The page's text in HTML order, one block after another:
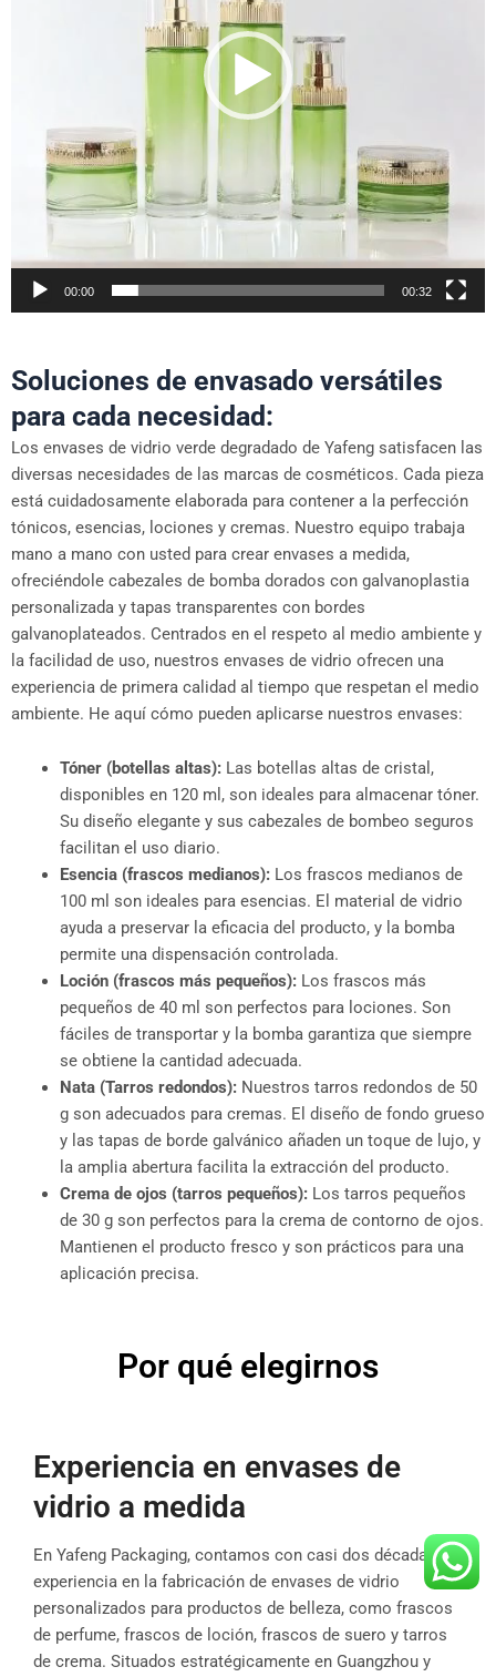
00:00 00:32
Soluciones de envasado versátiles
para cada necesidad:
Los envases de vidrio verde degradado de Yafeng satisfacen las
diversas necesidades de las marcas de cosméticos. Cada pieza
está cuidadosamente elaborada para contener a la perfección
tónicos, esencias, lociones y cremas. Nuestro equipo trabaja
mano a mano con usted para crear envases a medida,
ofreciéndole cabezales de bomba dorados con galvanoplastia
personalizada y tapas transparentes con bordes
galvanoplateados. Centrados en el respeto al medio ambiente y
la facilidad de uso, nuestros envases de vidrio ofrecen una
experiencia de primera calidad al tiempo que respetan el medio
ambiente. He aquí cómo pueden aplicarse nuestros envases:
Tóner (botellas altas):Las botellas altas de cristal,
disponibles en 120 ml, son ideales para almacenar tóner.
Su diseño elegante y sus cabezales de bombeo seguros
facilitan el uso diario.
Esencia (frascos medianos):Los frascos medianos de
100 ml son ideales para esencias. El material de vidrio
ayuda a preservar la eficacia del producto, y la bomba
permite una dispensación controlada.
Loción (frascos más pequeños):Los frascos más
pequeños de 40 ml son perfectos para lociones. Son
fáciles de transportar y la bomba garantiza que siempre
se obtiene la cantidad adecuada.
Nata (Tarros redondos):Nuestros tarros redondos de 50
g son adecuados para cremas. El diseño de fondo grueso
y las tapas de borde galvánico añaden un toque de lujo, y
la amplia abertura facilita la extracción del producto.
Crema de ojos (tarros pequeños):Los tarros pequeños
de 30 g son perfectos para la crema de contorno de ojos.
Mantienen el producto fresco y son prácticos para una
aplicación precisa.
Por qué elegirnos
Experiencia en envases de
vidrio a medida
En Yafeng Packaging, contamos con casi dos décadas de
experiencia en la fabricación de envases de vidrio
personalizados para productos de belleza, como frascos
de perfume, frascos de loción, frascos de suero y tarros
de crema. Situados estratégicamente en Guangzhou y